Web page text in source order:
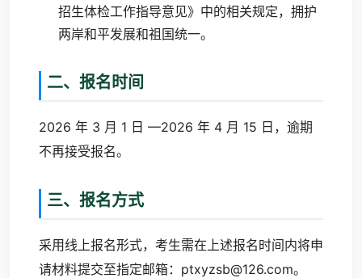
招生体检工作指导意见》中的相关规定，拥护
两岸和平发展和祖国统一。
二、报名时间
2026 年 3 月 1 日 —2026 年 4 月 15 日，逾期
不再接受报名。
三、报名方式
采用线上报名形式，考生需在上述报名时间内将申
请材料提交至指定邮箱：ptxyzsb@126.com。